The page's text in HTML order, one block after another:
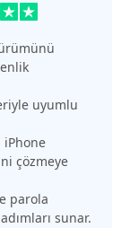
uyumlu
iPhone
çözmeye
parola
sunar.